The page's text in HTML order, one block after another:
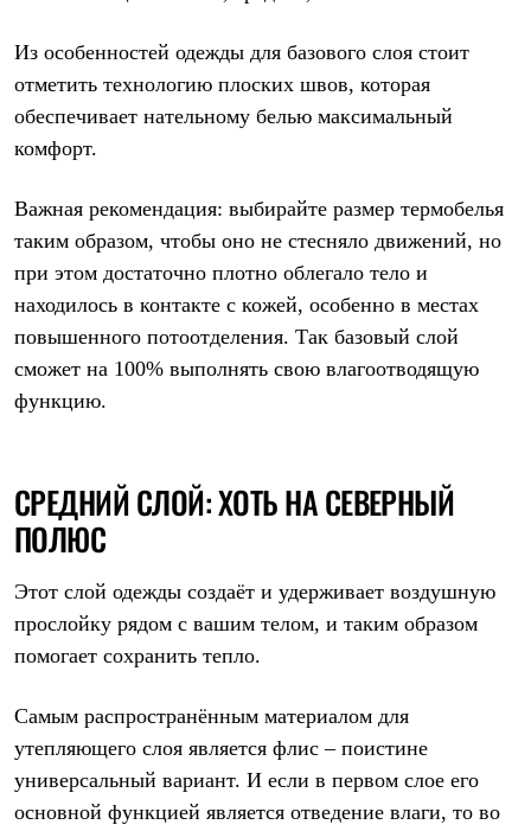
Из особенностей одежды для базового слоя стоит
отметить технологию плоских швов, которая
обеспечивает нательному белью максимальный
комфорт.
Важная рекомендация: выбирайте размер термобелья
таким образом, чтобы оно не стесняло движений, но
при этом достаточно плотно облегало тело и
находилось в контакте с кожей, особенно в местах
повышенного потоотделения. Так базовый слой
сможет на 100% выполнять свою влагоотводящую
функцию.
СРЕДНИЙ СЛОЙ: ХОТЬ НА СЕВЕРНЫЙ
ПОЛЮС
Этот слой одежды создаёт и удерживает воздушную
прослойку рядом с вашим телом, и таким образом
помогает сохранить тепло.
Самым распространённым материалом для
утепляющего слоя является флис – поистине
универсальный вариант. И если в первом слое его
основной функцией является отведение влаги, то во